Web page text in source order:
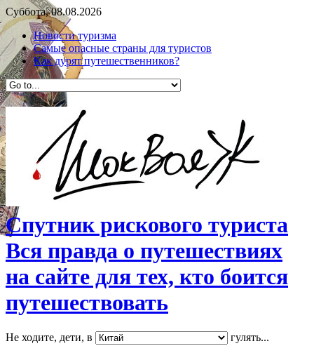
Суббота, 08.08.2026
Новости туризма
Самые опасные страны для туристов
Как дурят путешественников?
Спутник рискового туриста
Вся правда о путешествиях
на сайте для тех, кто боится
путешествовать
Не ходите, дети, в гулять...